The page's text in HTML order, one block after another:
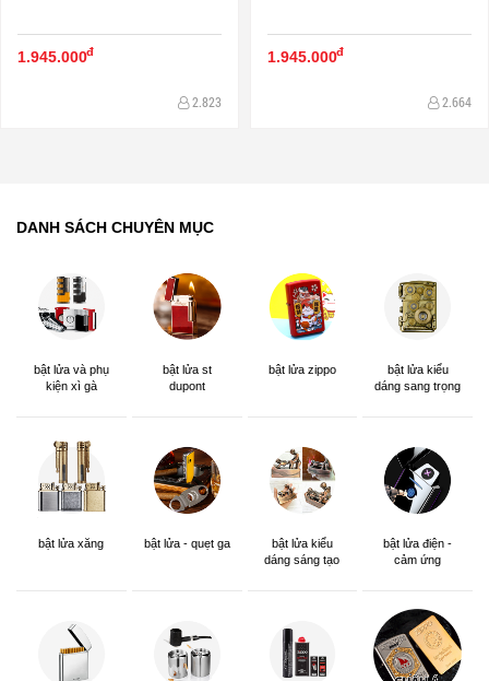
1.945.000đ
2.823
1.945.000đ
2.664
DANH SÁCH CHUYÊN MỤC
bật lửa và phụ
kiện xì gà
bật lửa st
dupont
bật lửa zippo
bật lửa kiểu
dáng sang trọng
bật lửa xăng bật lửa - quẹt ga
bật lửa kiểu
dáng sáng tạo
bật lửa điện -
cảm ứng